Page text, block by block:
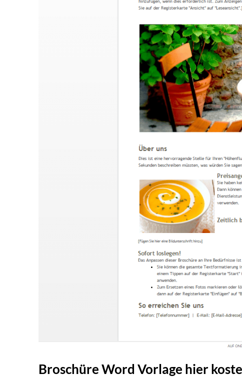
Broschüre Word Vorlage hier